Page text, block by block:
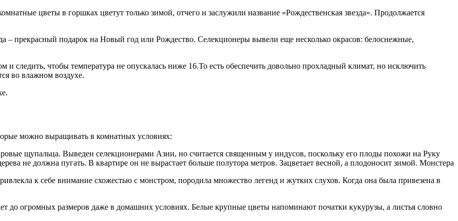
цветы в горшках цветут только зимой, отчего и заслужили название «Рождественская звезда». Продолжается
– прекрасный подарок на Новый год или Рождество. Селекционеры вывели еще несколько окрасов: белоснежные,
и следить, чтобы температура не опускалась ниже 16.То есть обеспечить довольно прохладный климат, но исключить
во влажном воздухе.
можно выращивать в комнатных условиях:
щупальца. Выведен селекционерами Азии, но считается священным у индусов, поскольку его плоды похожи на Руку
не должна пугать. В квартире он не вырастает больше полутора метров. Зацветает весной, а плодоносит зимой. Монстера
к себе внимание схожестью с монстром, породила множество легенд и жутких слухов. Когда она была привезена в
до огромных размеров даже в домашних условиях. Белые крупные цветы напоминают початки кукурузы, а листья словно